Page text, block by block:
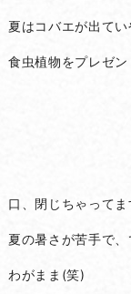
夏はコバエが出て
食虫植物をプレゼ
口、閉じちゃって
夏の暑さが苦手で
わがまま(笑)